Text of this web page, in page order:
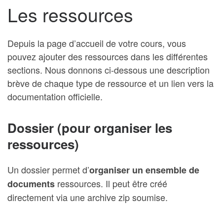
Les ressources
Depuis la page d’accueil de votre cours, vous
pouvez ajouter des ressources dans les différentes
sections. Nous donnons ci-dessous une description
brève de chaque type de ressource et un lien vers la
documentation officielle.
Dossier (pour organiser les
ressources)
Un dossier permet d’organiser un ensemble de
documents ressources. Il peut être créé
directement via une archive zip soumise.